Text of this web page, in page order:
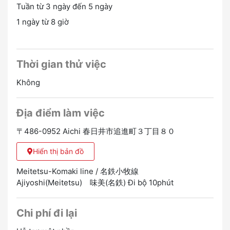
Tuần từ 3 ngày đến 5 ngày
1 ngày từ 8 giờ
Thời gian thử việc
Không
Địa điểm làm việc
〒486-0952 Aichi 春日井市追進町３丁目８０
Hiển thị bản đồ
Meitetsu-Komaki line / 名鉄小牧線
Ajiyoshi(Meitetsu) 味美(名鉄) Đi bộ 10phút
Chi phí đi lại